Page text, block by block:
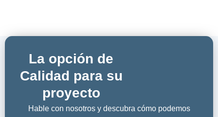
La opción de
Calidad para su
proyecto
Hable con nosotros y descubra cómo podemos